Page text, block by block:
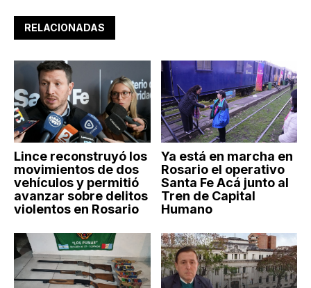
RELACIONADAS
Lince reconstruyó los
movimientos de dos
vehículos y permitió
avanzar sobre delitos
violentos en Rosario
Ya está en marcha en
Rosario el operativo
Santa Fe Acá junto al
Tren de Capital
Humano